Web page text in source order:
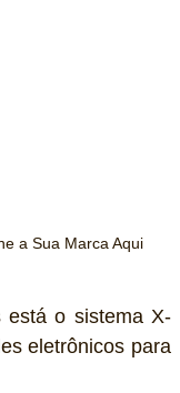
a Sua Marca Aqui
está o sistema X-
eletrônicos para